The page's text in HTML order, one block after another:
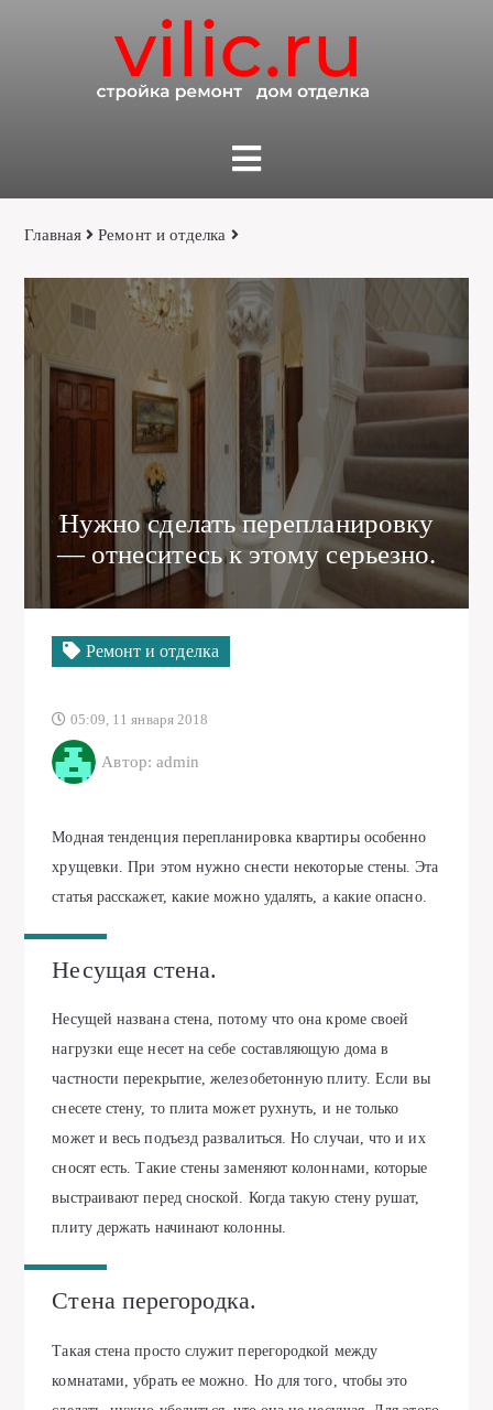
Главная Ремонт и отделка
Нужно сделать перепланировку
— отнеситесь к этому серьезно.
Ремонт и отделка
05:09, 11 января 2018
Автор: admin
Модная тенденция перепланировка квартиры особенно
хрущевки. При этом нужно снести некоторые стены. Эта
статья расскажет, какие можно удалять, а какие опасно.
Несущая стена.
Несущей названа стена, потому что она кроме своей
нагрузки еще несет на себе составляющую дома в
частности перекрытие, железобетонную плиту. Если вы
снесете стену, то плита может рухнуть, и не только
может и весь подъезд развалиться. Но случаи, что и их
сносят есть. Такие стены заменяют колоннами, которые
выстраивают перед сноской. Когда такую стену рушат,
плиту держать начинают колонны.
Стена перегородка.
Такая стена просто служит перегородкой между
комнатами, убрать ее можно. Но для того, чтобы это